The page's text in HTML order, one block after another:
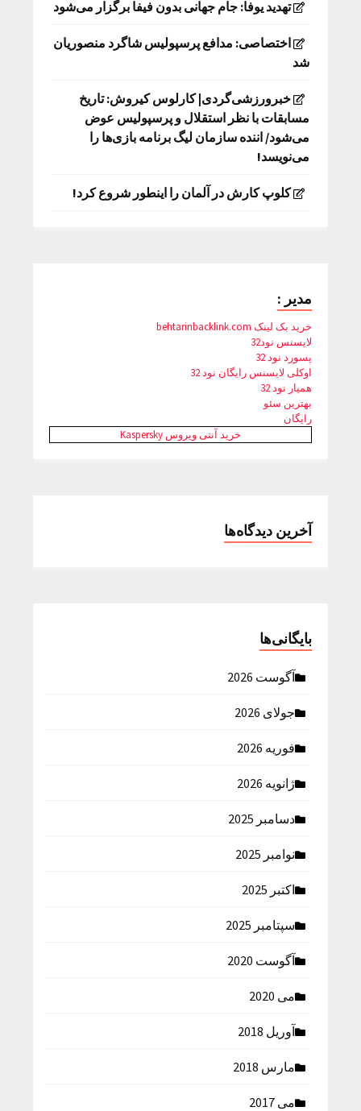
تهدید یوفا: جام جهانی بدون فیفا برگزار می‌شود
اختصاصی: مدافع پرسپولیس شاگرد منصوریان
شد
خبرورزشی‌گردی| کارلوس کیروش: تاریخ
مسابقات با نظر استقلال و پرسپولیس عوض
می‌شود/ اننده سازمان لیگ برنامه بازی‌ها را
می‌نویسد!
کلوپ کارش در آلمان را اینطور شروع کرد!
مدیر :
خرید بک لینک behtarinbacklink.com
لایسنس نود32
پسورد نود 32
اوکلی لایسنس رایگان نود 32
همیار نود 32
بهترین سئو
رایگان
خرید آنتی ویروس Kaspersky
آخرین دیدگاه‌ها
بایگانی‌ها
آگوست 2026
جولای 2026
فوریه 2026
ژانویه 2026
دسامبر 2025
نوامبر 2025
اکتبر 2025
سپتامبر 2025
آگوست 2020
می 2020
آوریل 2018
مارس 2018
می 2017